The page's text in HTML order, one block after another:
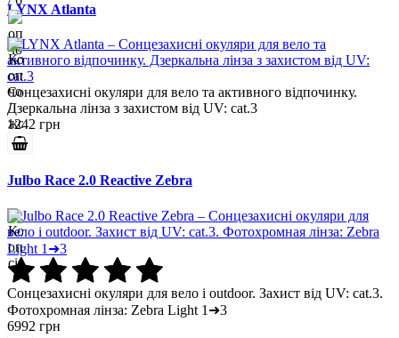
LYNX Atlanta
Сонцезахисні окуляри для вело та активного відпочинку.
Дзеркальна лінза з захистом від UV: cat.3
1242 грн
Julbo Race 2.0 Reactive Zebra
Сонцезахисні окуляри для вело і outdoor. Захист від UV: cat.3.
Фотохромная лінза: Zebra Light 1➜3
6992 грн